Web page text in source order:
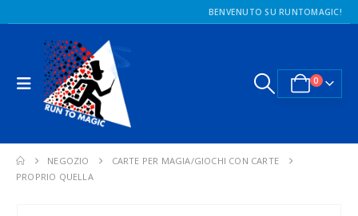
BENVENUTO SU RUNTOMAGIC!
0
NEGOZIO
CARTE PER MAGIA/GIOCHI CON CARTE
PROPRIO QUELLA